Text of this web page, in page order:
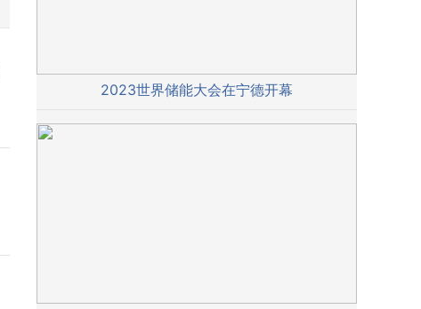
2023世界储能大会在宁德开幕